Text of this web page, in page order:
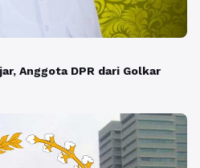
Anggota DPR dari Golkar